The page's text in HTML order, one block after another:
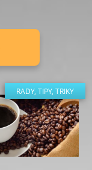
na břicho a core,
Aleks
RADY, TIPY, TRIKY